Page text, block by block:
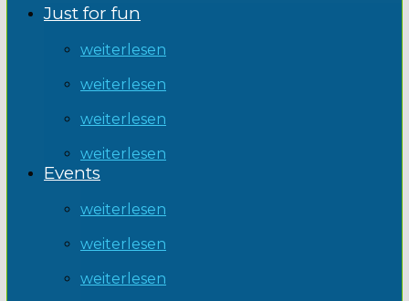
Just for fun
weiterlesen
weiterlesen
weiterlesen
weiterlesen
Events
weiterlesen
weiterlesen
weiterlesen